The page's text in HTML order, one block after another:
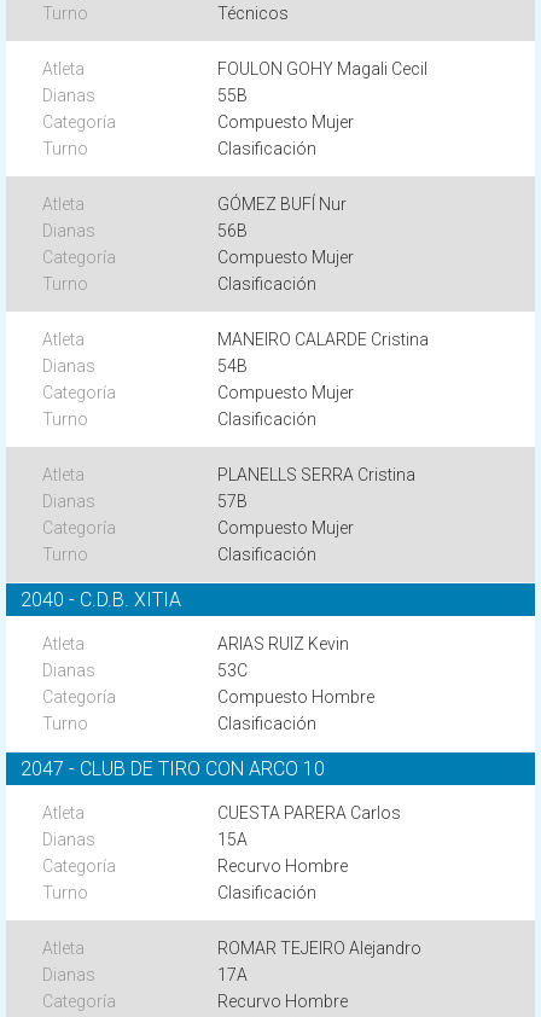
Técnicos
FOULON GOHY Magali Cecil
55B
Compuesto Mujer
Clasificación
GÓMEZ BUFÍ Nur
56B
Compuesto Mujer
Clasificación
MANEIRO CALARDE Cristina
54B
Compuesto Mujer
Clasificación
PLANELLS SERRA Cristina
57B
Compuesto Mujer
Clasificación
2040 - C.D.B. XITIA
ARIAS RUIZ Kevin
53C
Compuesto Hombre
Clasificación
2047 - CLUB DE TIRO CON ARCO 10
CUESTA PARERA Carlos
15A
Recurvo Hombre
Clasificación
ROMAR TEJEIRO Alejandro
17A
Recurvo Hombre